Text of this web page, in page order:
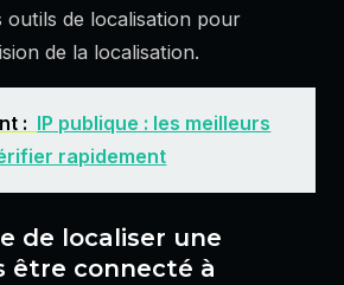
outils de localisation pour
de la localisation.
: IP publique : les meilleurs
rapidement
de localiser une
être connecté à